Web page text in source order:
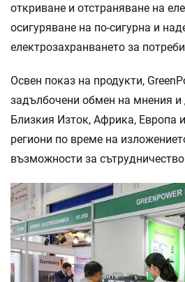
откриване и отстраняване на
осигуряване на по-сигурна и
електрозахранването за
Освен показ на продукти,
задълбочени обмен на мнения и
Близкия Изток, Африка, Европа
региони по време на
възможности за